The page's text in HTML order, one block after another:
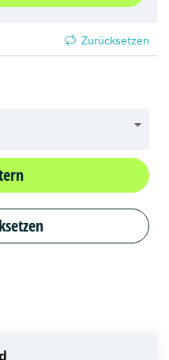
Zurücksetzen